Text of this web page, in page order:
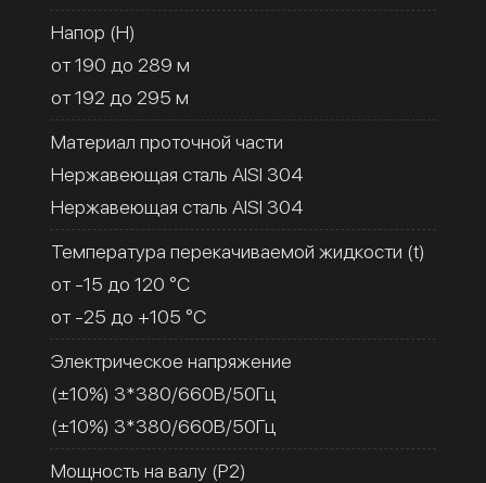
Напор (H)
от 190 до 289 м
от 192 до 295 м
Материал проточной части
Нержавеющая сталь AISI 304
Нержавеющая сталь AISI 304
Температура перекачиваемой жидкости (t)
от -15 до 120 °C
от -25 до +105 °C
Электрическое напряжение
(±10%) 3*380/660В/50Гц
(±10%) 3*380/660В/50Гц
Мощность на валу (Р2)